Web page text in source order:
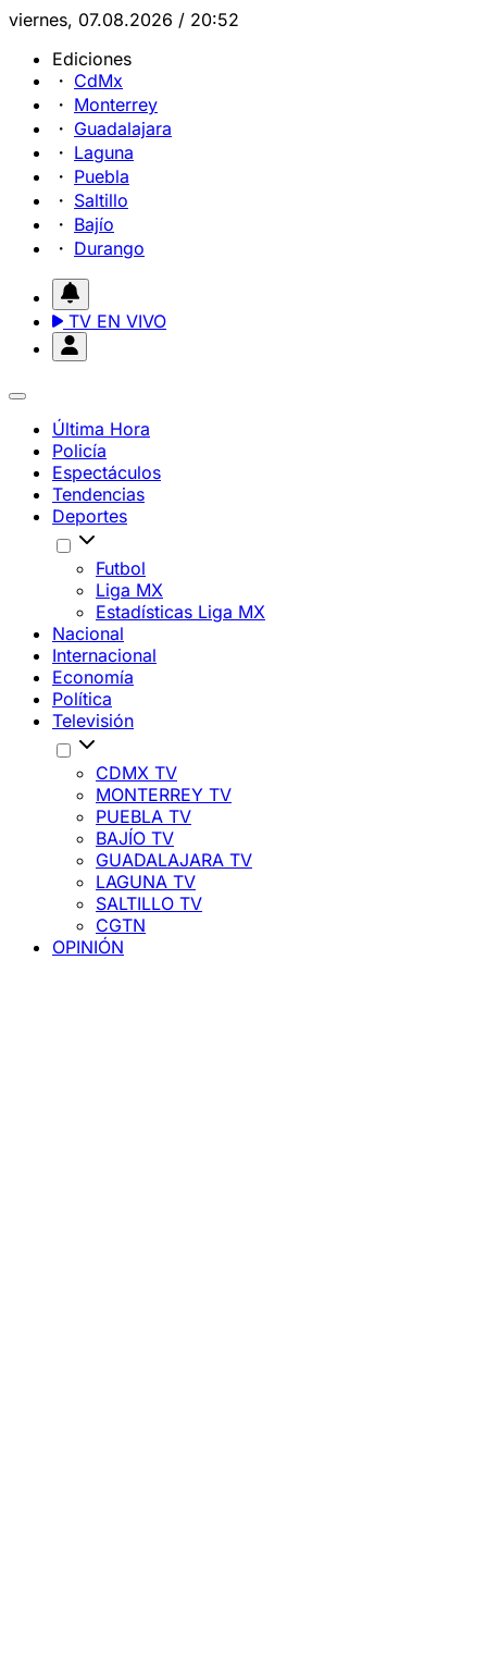
viernes, 07.08.2026 / 20:52
Ediciones
CdMx
Monterrey
Guadalajara
Laguna
Puebla
Saltillo
Bajío
Durango
TV EN VIVO
Última Hora
Policía
Espectáculos
Tendencias
Deportes
Futbol
Liga MX
Estadísticas Liga MX
Nacional
Internacional
Economía
Política
Televisión
CDMX TV
MONTERREY TV
PUEBLA TV
BAJÍO TV
GUADALAJARA TV
LAGUNA TV
SALTILLO TV
CGTN
OPINIÓN